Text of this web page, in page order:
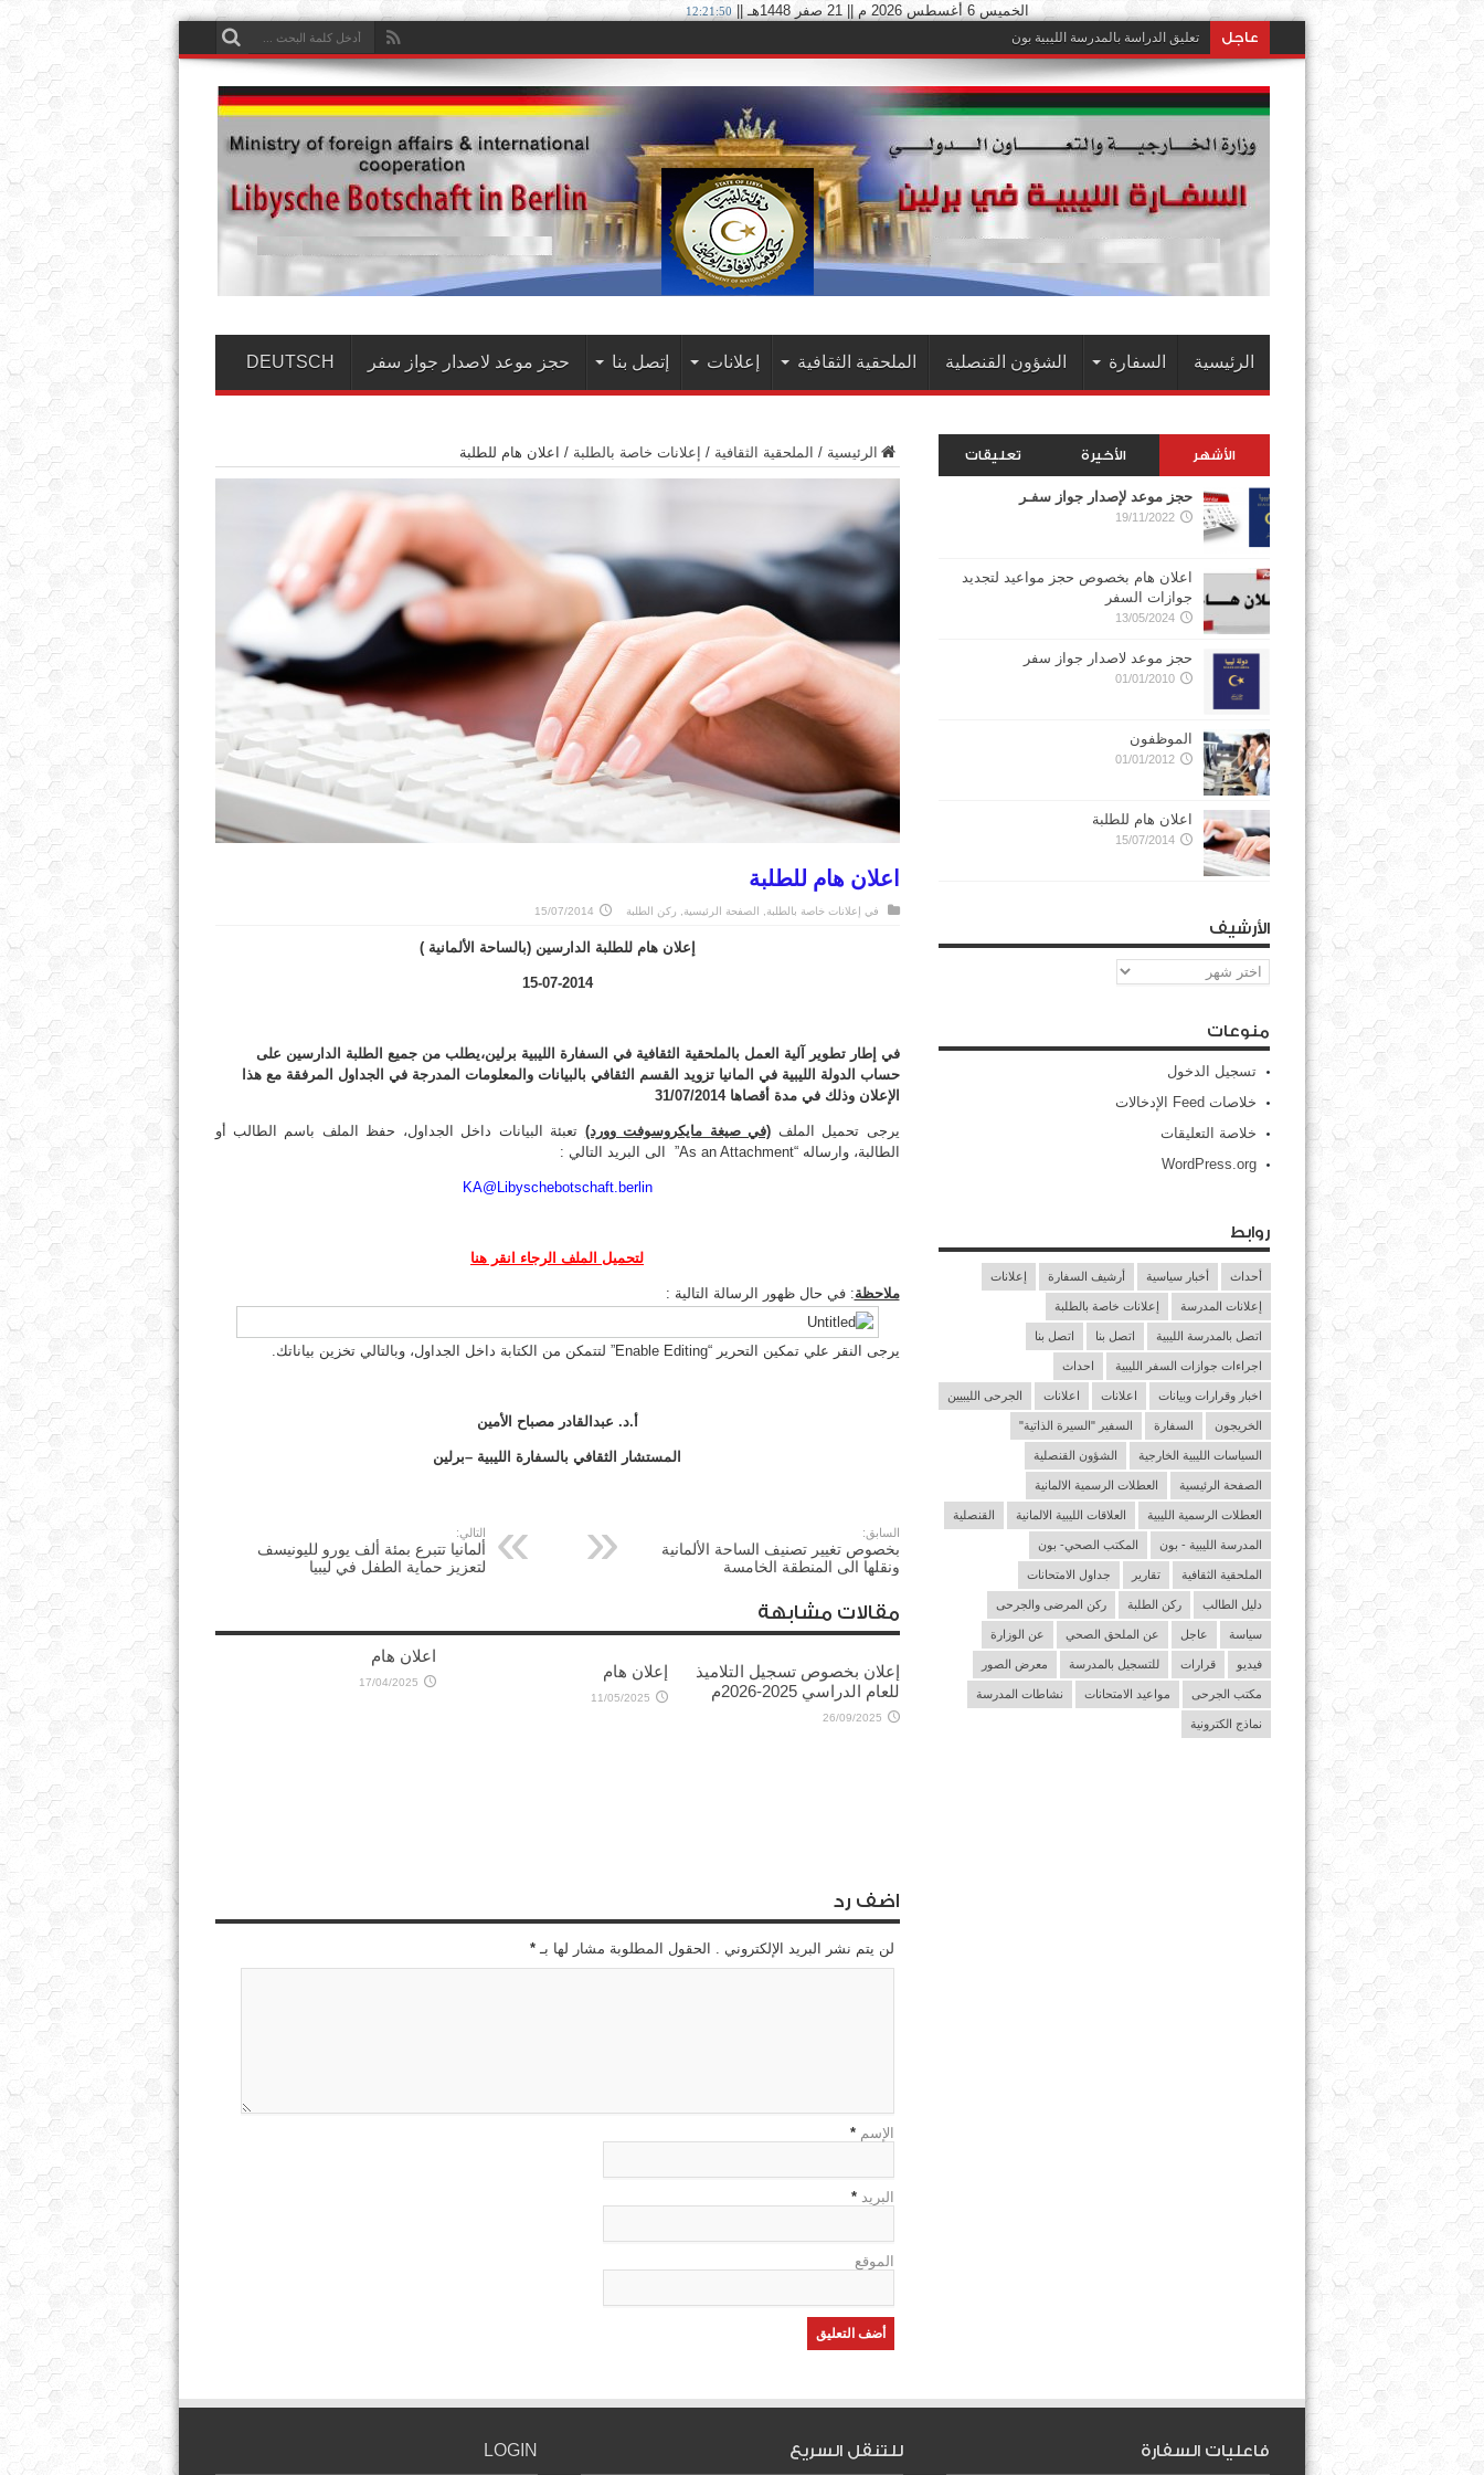
الخميس 6 أغسطس 2026 م || 21 صفر 1448هـ || 12:21:51
عاجل تعليق الدراسة بالمدرسة الليبية بون
الرئيسية السفارة الشؤون القنصلية الملحقية الثقافية إعلانات إتصل بنا حجز موعد لاصدار جواز سفر DEUTSCH
الرئيسية / الملحقية الثقافية / إعلانات خاصة بالطلبة / اعلان هام للطلبة
اعلان هام للطلبة
في إعلانات خاصة بالطلبة الصفحة الرئيسية ركن الطلبة 15/07/2014
إعلان هام للطلبة الدارسين (بالساحة الألمانية )
15-07-2014
في إطار تطوير آلية العمل بالملحقية الثقافية في السفارة الليبية برلين،يطلب من جميع الطلبة الدارسين على
حساب الدولة الليبية في المانيا تزويد القسم الثقافي بالبيانات والمعلومات المدرجة في الجداول المرفقة مع هذا
الإعلان وذلك في مدة أقصاها 31/07/2014
يرجى تحميل الملف (في صيغة مايكروسوفت وورد) تعبئة البيانات داخل الجداول، حفظ الملف باسم الطالب أو
الطالبة، وارساله “As an Attachment” الى البريد التالي :
KA@Libyschebotschaft.berlin
لتحميل الملف الرجاء انقر هنا
ملاحظة: في حال ظهور الرسالة التالية :
يرجى النقر علي تمكين التحرير “Enable Editing” لتتمكن من الكتابة داخل الجداول، وبالتالي تخزين بياناتك.
أ.د. عبدالقادر مصباح الأمين
المستشار الثقافي بالسفارة الليبية –برلين
السابق:
بخصوص تغيير تصنيف الساحة الألمانية
ونقلها الى المنطقة الخامسة
التالي:
ألمانيا تتبرع بمئة ألف يورو لليونيسف
لتعزيز حماية الطفل في ليبيا
مقالات مشابهة
إعلان بخصوص تسجيل التلاميذ
للعام الدراسي 2025-2026م
26/09/2025
إعلان هام
11/05/2025
اعلان هام
17/04/2025
اضف رد
لن يتم نشر البريد الإلكتروني . الحقول المطلوبة مشار لها بـ*
الإسم *
البريد *
الموقع
الأشهر الأخيرة تعليقات
حجز موعد لإصدار جواز سفـر
19/11/2022
اعلان هام بخصوص حجز مواعيد لتجديد
جوازات السفر
13/05/2024
حجز موعد لاصدار جواز سفر
01/01/2010
الموظفون
01/01/2012
اعلان هام للطلبة
15/07/2014
الأرشيف
الأرشيف
منوعات
تسجيل الدخول
خلاصات Feed الإدخالات
خلاصة التعليقات
WordPress.org
روابط
أحداث أخبار سياسية أرشيف السفارة إعلانات
إعلانات المدرسة إعلانات خاصة بالطلبة
اتصل بالمدرسة الليبية اتصل بنا اتصل بنا
اجراءات جوازات السفر الليبية احداث
اخبار وقرارات وبيانات اعلانات اعلانات الجرحى الليبيين
الخريجون السفارة السفير "السيرة الذاتية"
السياسات الليبية الخارجية الشؤون القنصلية
الصفحة الرئيسية العطلات الرسمية الالمانية
العطلات الرسمية الليبية العلاقات الليبية الالمانية القنصلية
المدرسة الليبية - بون المكتب الصحي- بون
الملحقية الثقافية تقارير جداول الامتحانات
دليل الطالب ركن الطلبة ركن المرضى والجرحى
سياسة عاجل عن الملحق الصحي عن الوزارة
فيديو قرارات للتسجيل بالمدرسة معرض الصور
مكتب الجرحى مواعيد الامتحانات نشاطات المدرسة
نماذج الكترونية
فاعليات السفارة للتنقل السريع LOGIN